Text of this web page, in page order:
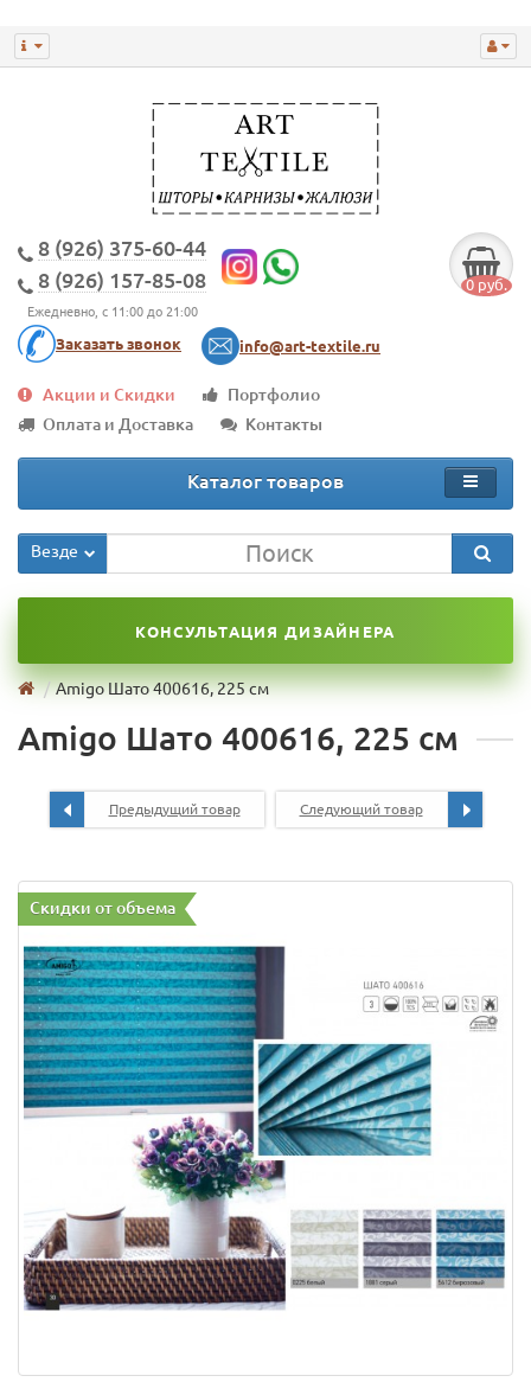
8 (926) 375-60-44
8 (926) 157-85-08
Ежедневно, с 11:00 до 21:00
Заказать звонок info@art-textile.ru
0 руб.
Акции и Скидки
Портфолио
Оплата и Доставка
Контакты
Каталог товаров
Везде
КОНСУЛЬТАЦИЯ ДИЗАЙНЕРА
Amigo Шато 400616, 225 см
Amigo Шато 400616, 225 см
Предыдущий товар Следующий товар
Скидки от объема